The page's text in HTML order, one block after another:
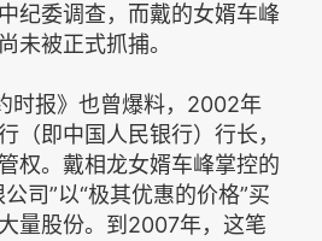
纪委调查，而戴的女婿车峰
未被正式抓捕。
时报》也曾爆料，2002年
（即中国人民银行）行长，
权。戴相龙女婿车峰掌控的
司”以“极其优惠的价格”买
量股份。到2007年，这笔